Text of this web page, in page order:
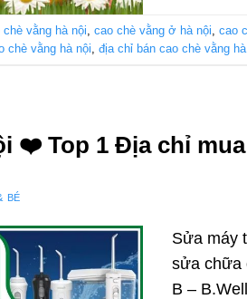
chè vằng hà nội cao chè vằng ở hà nội cao
chè vằng hà nội địa chỉ bán cao chè vằng
❤️️ Top 1 Địa chỉ
BÉ
Sửa máy
sửa chữa
B –